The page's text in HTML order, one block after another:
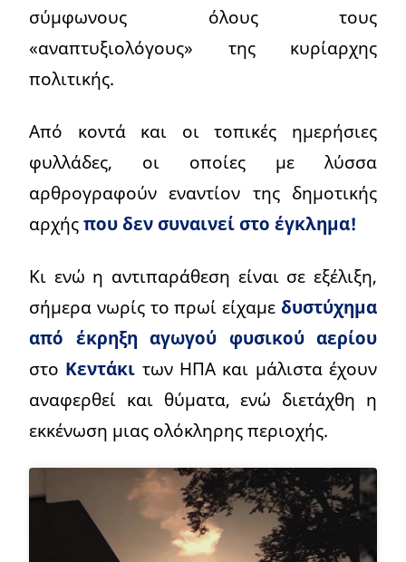
σύμφωνους όλους τους
«αναπτυξιολόγους» της κυρίαρχης
πολιτικής.
Από κοντά και οι τοπικές ημερήσιες
φυλλάδες, οι οποίες με λύσσα
αρθρογραφούν εναντίον της δημοτικής
αρχήςπου δεν συναινεί στο έγκλημα!
Κι ενώ η αντιπαράθεση είναι σε εξέλιξη,
σήμερα νωρίς το πρωί είχαμε δυστύχημα
από έκρηξη αγωγού φυσικού αερίου
στο Κεντάκι των ΗΠΑ και μάλιστα έχουν
αναφερθεί και θύματα, ενώ διετάχθη η
εκκένωση μιας ολόκληρης περιοχής.